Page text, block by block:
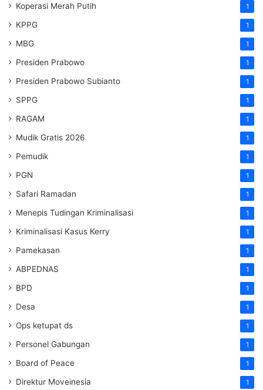
Koperasi Merah Putih 1
KPPG 1
MBG 1
Presiden Prabowo 1
Presiden Prabowo Subianto 1
SPPG 1
RAGAM 1
Mudik Gratis 2026 1
Pemudik 1
PGN 1
Safari Ramadan 1
Menepis Tudingan Kriminalisasi 1
Kriminalisasi Kasus Kerry 1
Pamekasan 1
ABPEDNAS 1
BPD 1
Desa 1
Ops ketupat ds 1
Personel Gabungan 1
Board of Peace 1
Direktur Moveinesia 1